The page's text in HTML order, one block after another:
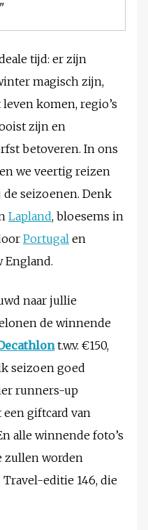
tijd: er zijn
magisch zijn,
komen, regio’s
zijn en
betoveren. In ons
we veertig reizen
seizoenen. Denk
Lapland, bloesems in
Portugal en
naar jullie
de winnende
t.w.v. €150,
seizoen goed
runners-up
giftcard van
alle winnende foto’s
zullen worden
editie 146, die